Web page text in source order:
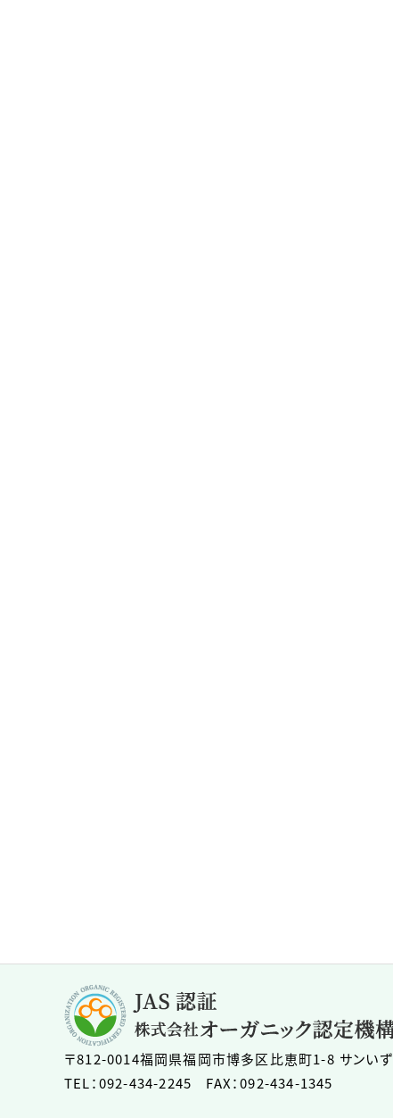
〒812-0014福岡県福岡市博多区比恵町1-8 サンい
TEL：092-434-2245 FAX：092-434-1345